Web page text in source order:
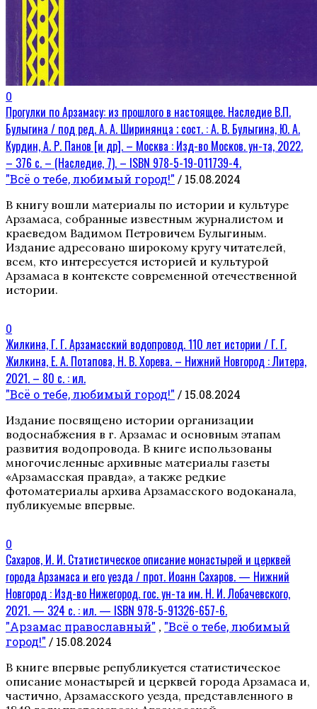
0
Прогулки по Арзамасу: из прошлого в настоящее. Наследие В.П.
Булыгина / под ред. А. А. Ширинянца ; сост. : А. В. Булыгина, Ю. А.
Курдин, А. Р. Панов [и др]. – Москва : Изд-во Москов. ун-та, 2022.
– 376 с. – (Наследие, 7). – ISBN 978-5-19-011739-4.
"Всё о тебе, любимый город!" / 15.08.2024
В книгу вошли материалы по истории и культуре
Арзамаса, собранные известным журналистом и
краеведом Вадимом Петровичем Булыгиным.
Издание адресовано широкому кругу читателей,
всем, кто интересуется историей и культурой
Арзамаса в контексте современной отечественной
истории.
0
Жилкина, Г. Г. Арзамасский водопровод. 110 лет истории / Г. Г.
Жилкина, Е. А. Потапова, Н. В. Хорева. – Нижний Новгород : Литера,
2021. – 80 с. : ил.
"Всё о тебе, любимый город!" / 15.08.2024
Издание посвящено истории организации
водоснабжения в г. Арзамас и основным этапам
развития водопровода. В книге использованы
многочисленные архивные материалы газеты
«Арзамасская правда», а также редкие
фотоматериалы архива Арзамасского водоканала,
публикуемые впервые.
0
Сахаров, И. И. Статистическое описание монастырей и церквей
города Арзамаса и его уезда / прот. Иоанн Сахаров. — Нижний
Новгород : Изд-во Нижегород. гос. ун-та им. Н. И. Лобачевского,
2021. — 324 с. : ил. — ISBN 978-5-91326-657-6.
"Арзамас православный" , "Всё о тебе, любимый
город!" / 15.08.2024
В книге впервые републикуется статистическое
описание монастырей и церквей города Арзамаса и,
частично, Арзамасского уезда, представленного в